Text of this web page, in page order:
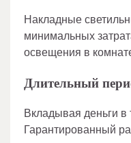
Накладные
минимальных
освещения в
Длительный
Вкладывая деньги
Гарантированный